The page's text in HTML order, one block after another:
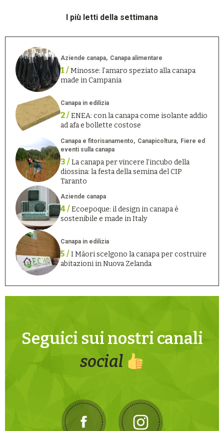
I più letti della settimana
Aziende canapa Canapa alimentare
1 /Minosse: l’amaro speziato alla canapa
made in Campania
Canapa in edilizia
2 /ENEA: con la canapa come isolante addio
ad afa e bollette costose
Canapa e fitorisanamento Canapicoltura
Fiere ed
eventi sulla canapa
3 /La canapa per vincere l’incubo della
diossina: la festa della semina del CIP
Taranto
Aziende canapa
4 /Ecoepoque: il design in canapa è
sostenibile e made in Italy
Canapa in edilizia
5 /I Māori scelgono la canapa per costruire
abitazioni in Nuova Zelanda
Seguici sui nostri canali
social